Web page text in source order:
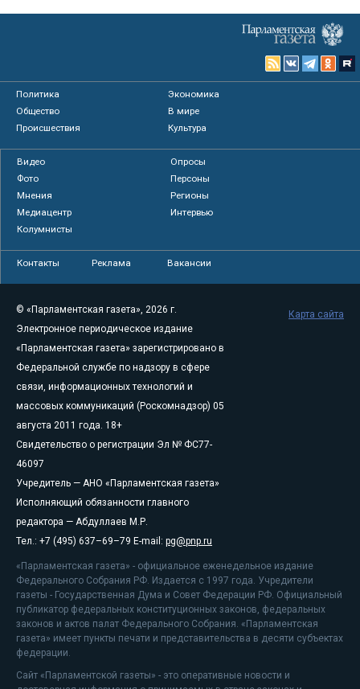
Политика
Экономика
Общество
В мире
Происшествия
Культура
Видео
Опросы
Фото
Персоны
Мнения
Регионы
Медиацентр
Интервью
Колумнисты
Контакты Реклама Вакансии
© «Парламентская газета», 2026 г.
Электронное периодическое издание
«Парламентская газета» зарегистрировано в
Федеральной службе по надзору в сфере
связи, информационных технологий и
массовых коммуникаций (Роскомнадзор) 05
августа 2011 года. 18+
Свидетельство о регистрации Эл № ФС77-
46097
Учредитель — АНО «Парламентская газета»
Исполняющий обязанности главного
редактора — Абдуллаев М.Р.
Тел.: +7 (495) 637–69–79 E-mail: pg@pnp.ru
«Парламентская газета» - официальное еженедельное издание
Федерального Собрания РФ. Издается с 1997 года. Учредители
газеты - Государственная Дума и Совет Федерации РФ. Официальный
публикатор федеральных конституционных законов, федеральных
законов и актов палат Федерального Собрания. «Парламентская
газета» имеет пункты печати и представительства в десяти субъектах
федерации.
Сайт «Парламентской газеты» - это оперативные новости и
Карта сайта